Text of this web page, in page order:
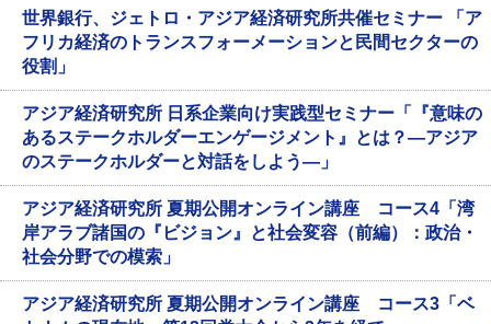
世界銀行、ジェトロ・アジア経済研究所共催セミナー 「ア
フリカ経済のトランスフォーメーションと民間セクターの
役割」
アジア経済研究所 日系企業向け実践型セミナー「『意味の
あるステークホルダーエンゲージメント』とは？―アジア
のステークホルダーと対話をしよう―」
アジア経済研究所 夏期公開オンライン講座 コース4「湾
岸アラブ諸国の『ビジョン』と社会変容（前編）：政治・
社会分野での模索」
アジア経済研究所 夏期公開オンライン講座 コース3「ベ